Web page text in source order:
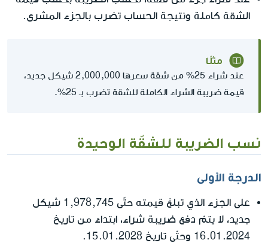
الشقة كاملة ونتيجة الحساب تضرب بالجزء المشرى.
مثلًا
عند شراء 25% من شقة سعرها 2,000,000 شيكل جديد،
قيمة ضريبة الشراء الكاملة للشقة تضرب بـ 25%.
نسب الضريبة للشقّة الوحيدة
الدرجة الأولى
على الجزء الذي تبلغ قيمته حتّى 1,978,745 شيكل
جديد، لا يتمّ دفع ضريبة شراء، ابتداءً من تاريخ
16.01.2024 وحتّى تاريخ 15.01.2028.